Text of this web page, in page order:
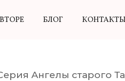
БЛОГ КОНТАКТЫ
Ангелы старого